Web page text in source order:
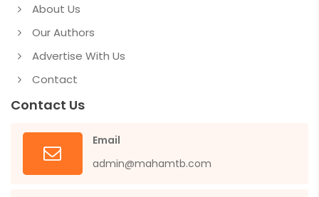
About Us
Our Authors
Advertise With Us
Contact
Contact Us
Email
admin@mahamtb.com